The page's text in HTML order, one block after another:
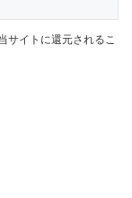
サイトに還元されるこ